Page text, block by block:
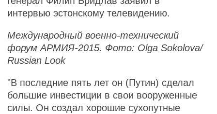
интервью эстонскому телевидению.
Международный военно-технический
форум АРМИЯ-2015. Фото: Olga Sokolova/
Russian Look
"В последние пять лет он (Путин) сделал
большие инвестиции в свои вооруженные
силы. Он создал хорошие сухопутные